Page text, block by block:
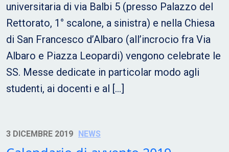
universitaria di via Balbi 5 (presso Palazzo del
Rettorato, 1° scalone, a sinistra) e nella Chiesa
di San Francesco d’Albaro (all’incrocio fra Via
Albaro e Piazza Leopardi) vengono celebrate le
SS. Messe dedicate in particolar modo agli
studenti, ai docenti e al […]
3 DICEMBRE 2019 NEWS